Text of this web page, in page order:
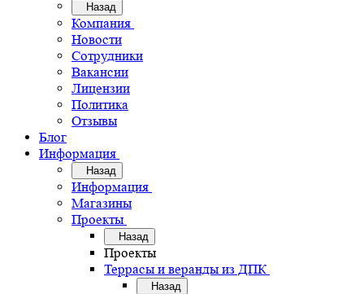
Назад
Компания
Новости
Сотрудники
Вакансии
Лицензии
Политика
Отзывы
Блог
Информация
Назад
Информация
Магазины
Проекты
Назад
Проекты
Террасы и веранды из ДПК
Назад